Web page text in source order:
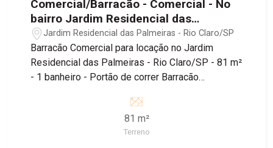
Comercial/Barracão - Comercial - No
bairro Jardim Residencial das
Palmeiras
Jardim Residencial das Palmeiras - Rio Claro/SP
Barracão Comercial para locação no Jardim
Residencial das Palmeiras - Rio Claro/SP - 81 m²
- 1 banheiro - Portão de correr Barracão
Palmeiras, sendo próximo ao Supermercado
Tropical, Padaria Estrela de Ouro e Farmácia
Droga Raia, além de fácil acesso à Estrada dos
81 m²
Terreno